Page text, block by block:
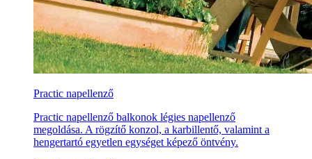
Practic napellenző
Practic napellenző balkonok légies napellenző
megoldása. A rögzítő konzol, a karbillentő, valamint a
hengertartó egyetlen egységet képező öntvény.